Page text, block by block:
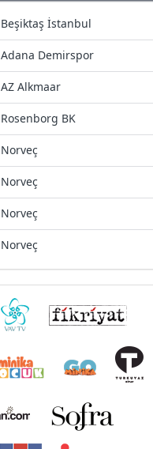
Beşiktaş İstanbul
Adana Demirspor
AZ Alkmaar
Rosenborg BK
Norveç
Norveç
Norveç
Norveç